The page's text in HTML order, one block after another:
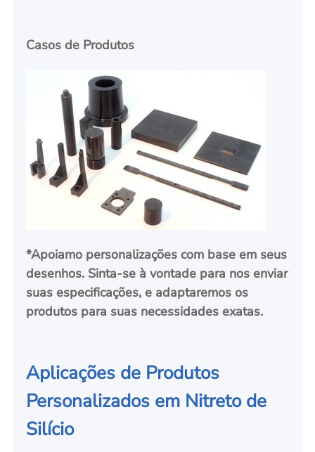
Casos de Produtos
*Apoiamo personalizações com base em seus
desenhos. Sinta-se à vontade para nos enviar
suas especificações, e adaptaremos os
produtos para suas necessidades exatas.
Aplicações de Produtos
Personalizados em Nitreto de
Silício